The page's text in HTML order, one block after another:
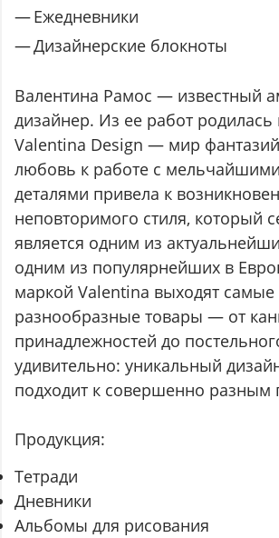
Ежедневники
Дизайнерские блокноты
Валентина Рамос — известный
дизайнер. Из ее работ
Valentina Design — мир
любовь к работе с
деталями привела к
неповторимого стиля, который
является одним из
одним из популярнейших в
маркой Valentina выходят самые
разнообразные товары — от
принадлежностей до
удивительно: уникальный
подходит к совершенно разным
Продукция:
Тетради
Дневники
Альбомы для рисования